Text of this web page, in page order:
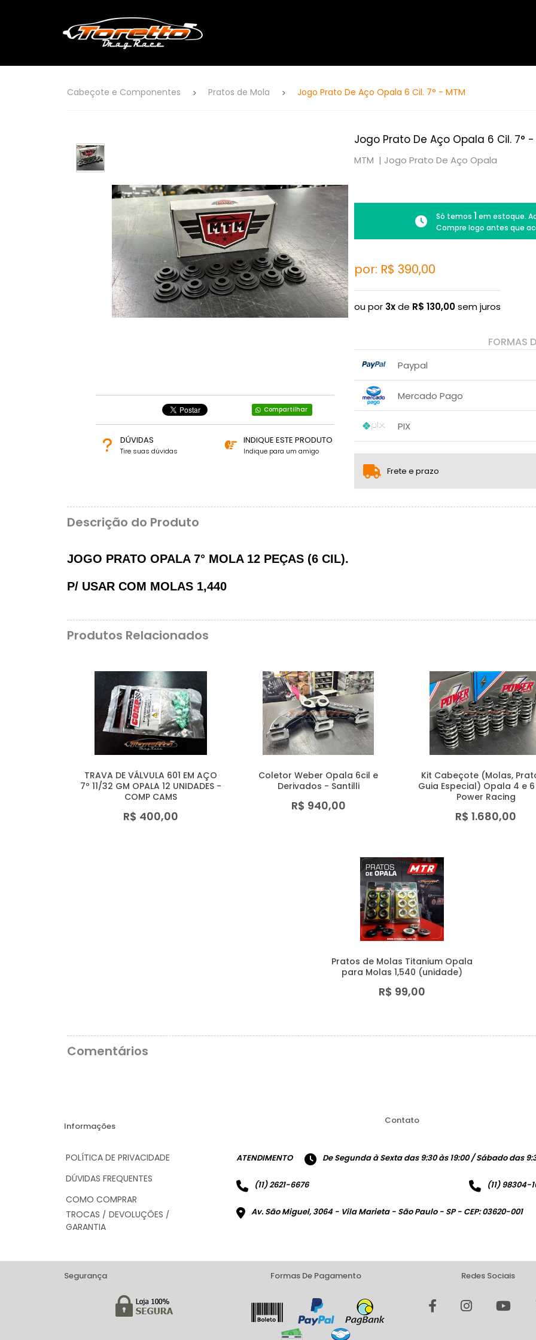
Cabeçote e Componentes Pratos de Mola Jogo Prato De Aço Opala 6 Cil. 7° - MTM
Compartilhar
DÚVIDAS
Tire suas dúvidas
INDIQUE ESTE PRODUTO
Indique para um amigo
Jogo Prato De Aço Opala 6 Cil. 7° -
MTM | Jogo Prato De Aço Opala
Só temos 1 em estoque.
Compre logo antes que
por: R$ 390,00
ou por 3xde R$ 130,00sem juros
FORMAS
Paypal
2x sem juros de R$ 195,00
Mercado Pago
2x sem juros de R$ 195,00
PIX
...
Frete e prazo
Descrição do Produto
JOGO PRATO OPALA 7° MOLA 12 PEÇAS (6 CIL).
P/ USAR COM MOLAS 1,440
Produtos Relacionados
TRAVA DE VÁLVULA 601 EM AÇO
7º 11/32 GM OPALA 12 UNIDADES -
COMP CAMS
R$ 400,00
Coletor Weber Opala 6cil e
Derivados - Santilli
R$ 940,00
Kit Cabeçote (Molas,
Guia Especial) Opala 4 e
Power Racing
R$ 1.680,00
Pratos de Molas Titanium Opala
para Molas 1,540 (unidade)
R$ 99,00
Comentários
Informações
POLÍTICA DE PRIVACIDADE
DÚVIDAS FREQUENTES
COMO COMPRAR
TROCAS / DEVOLUÇÕES /
GARANTIA
Contato
ATENDIMENTO De Segunda à Sexta das 9:30 às 19:00 / Sábado das
(11) 2621-6676 (11) 98304-
Av. São Miguel, 3064 - Vila Marieta - São Paulo - SP - CEP: 03620-001
Segurança Formas De Pagamento Redes Sociais